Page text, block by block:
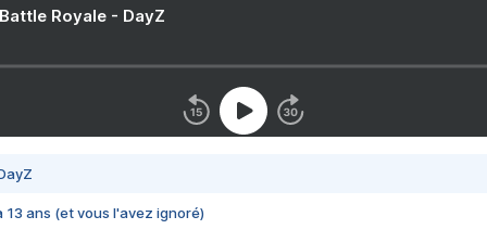
Royale - DayZ
13 ans (et vous l'avez ignoré)